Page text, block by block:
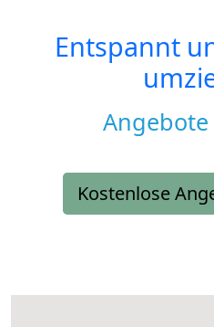
Entspannt
Kostenlose